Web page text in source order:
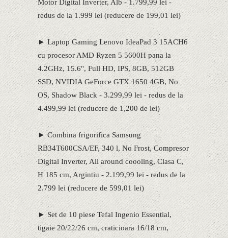
Motor Digital Inverter, Alb - 1.799,99 lei -
redus de la 1.999 lei (reducere de 199,01 lei)
► Laptop Gaming Lenovo IdeaPad 3 15ACH6
cu procesor AMD Ryzen 5 5600H pana la
4.2GHz, 15.6", Full HD, IPS, 8GB, 512GB
SSD, NVIDIA GeForce GTX 1650 4GB, No
OS, Shadow Black - 3.299,99 lei - redus de la
4.499,99 lei (reducere de 1,200 de lei)
► Combina frigorifica Samsung
RB34T600CSA/EF, 340 l, No Frost, Compresor
Digital Inverter, All around coooling, Clasa C,
H 185 cm, Argintiu - 2.199,99 lei - redus de la
2.799 lei (reducere de 599,01 lei)
► Set de 10 piese Tefal Ingenio Essential,
tigaie 20/22/26 cm, craticioara 16/18 cm,